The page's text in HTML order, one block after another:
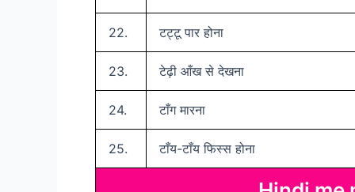
22. टट्टू पार होना
23. टेढ़ी आँख से देखना
24. टाँग मारना
25. टाँय-टाँय फिस्स होना